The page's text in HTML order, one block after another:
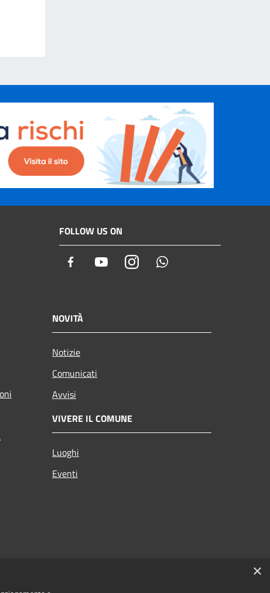
FOLLOW US ON
Facebook YoutubeInstagram
NOVITÀ
Notizie
Comunicati
Avvisi
VIVERE IL COMUNE
Luoghi
Eventi
×